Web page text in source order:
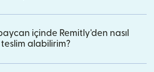
içinde Remitly'den nasıl
alabilirim?